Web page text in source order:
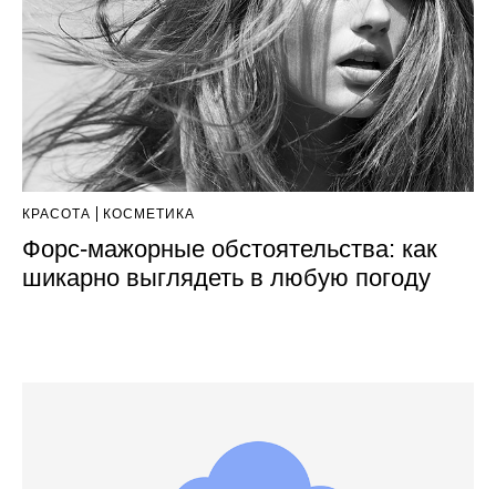
КРАСОТА КОСМЕТИКА
Форс-мажорные обстоятельства: как
шикарно выглядеть в любую погоду